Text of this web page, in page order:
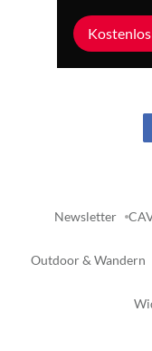
Newsletter
Outdoor & Wandern